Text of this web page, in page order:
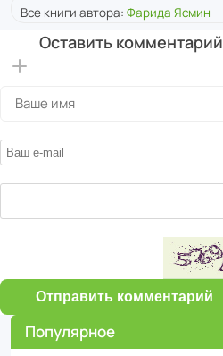
Все книги автора: Фарида Ясмин
Оставить комментарий
Отправить комментарий
Популярное